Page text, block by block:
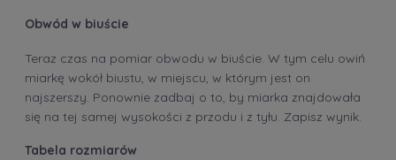
Obwód w biuście
Teraz czas na pomiar obwodu w biuście. W tym celu owiń
miarkę wokół biustu, w miejscu, w którym jest on
najszerszy. Ponownie zadbaj o to, by miarka znajdowała
się na tej samej wysokości z przodu i z tyłu. Zapisz wynik.
Tabela rozmiarów